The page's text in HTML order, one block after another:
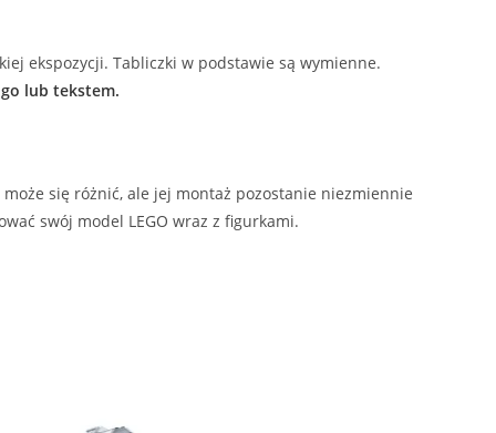
ekspozycji. Tabliczki w podstawie są wymienne.
lub tekstem.
się różnić, ale jej montaż pozostanie niezmiennie
swój model LEGO wraz z figurkami.